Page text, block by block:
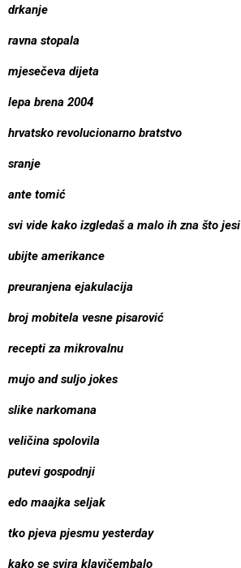
drkanje
ravna stopala
mjesečeva dijeta
lepa brena 2004
hrvatsko revolucionarno bratstvo
sranje
ante tomić
svi vide kako izgledaš a malo ih zna što jesi
ubijte amerikance
preuranjena ejakulacija
broj mobitela vesne pisarović
recepti za mikrovalnu
mujo and suljo jokes
slike narkomana
veličina spolovila
putevi gospodnji
edo maajka seljak
tko pjeva pjesmu yesterday
kako se svira klavičembalo